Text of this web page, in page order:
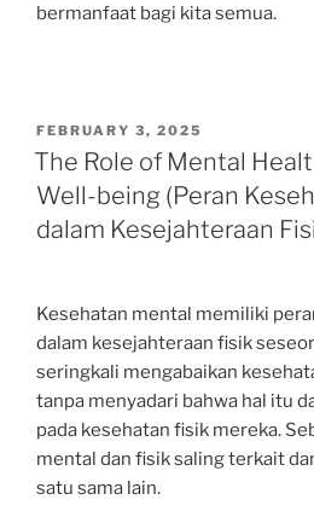
bermanfaat bagi kita semua.
POSTED
ON
FEBRUARY 3, 2025
The Role of Mental
Well-being (Peran
dalam Kesejahteraan
Kesehatan mental memiliki
dalam kesejahteraan fisik
seringkali mengabaikan
tanpa menyadari bahwa hal itu
pada kesehatan fisik mereka.
mental dan fisik saling terkait
satu sama lain.